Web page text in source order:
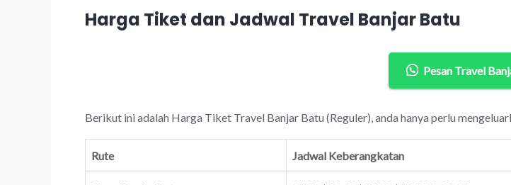
Harga Tiket dan Jadwal Travel Banjar Batu
Pesan Travel
Berikut ini adalah Harga Tiket Travel Banjar Batu (Reguler), anda hanya perlu
Rute Jadwal Keberangkatan